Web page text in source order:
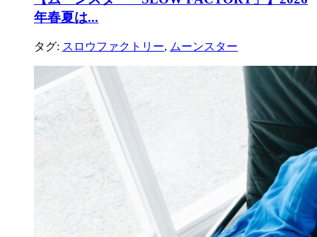
年春夏は...
タグ: スロウファクトリー, ムーンスター